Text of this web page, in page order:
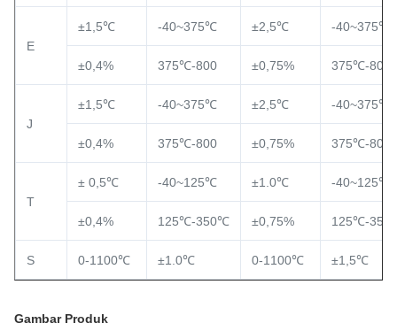
E
±1,5℃ -40~375℃ ±2,5℃ -40~375℃
±0,4% 375℃-800 ±0,75% 375℃-800
J
±1,5℃ -40~375℃ ±2,5℃ -40~375℃
±0,4% 375℃-800 ±0,75% 375℃-800
T
± 0,5℃ -40~125℃ ±1.0℃ -40~125℃
±0,4% 125℃-350℃ ±0,75% 125℃-
S 0-1100℃ ±1.0℃ 0-1100℃ ±1,5℃
Gambar Produk